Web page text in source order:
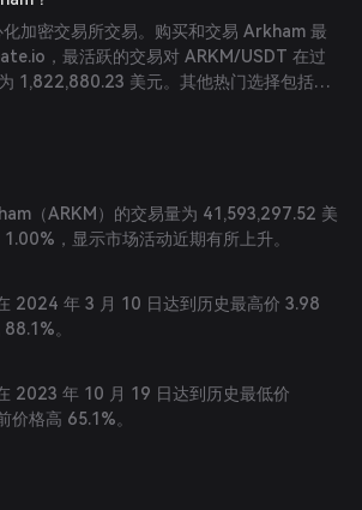
加密交易所交易。购买和交易 Arkham 最
，最活跃的交易对 ARKM/USDT 在过
1,822,880.23 美元。其他热门选择包括
（ARKM）的交易量为 41,593,297.52 美
，显示市场活动近期有所上升。
2024 年 3 月 10 日达到历史最高价 3.98
。
2023 年 10 月 19 日达到历史最低价
格高 65.1%。